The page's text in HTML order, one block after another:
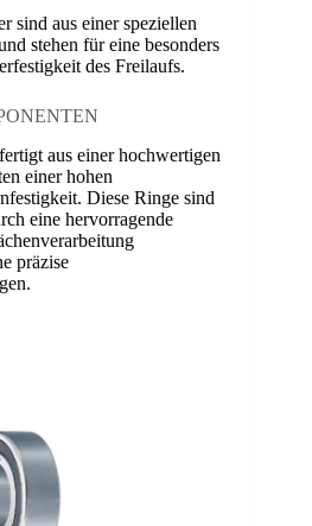
sind aus einer speziellen
stehen für eine besonders
des Freilaufs.
aus einer hochwertigen
einer hohen
Diese Ringe sind
eine hervorragende
präzise